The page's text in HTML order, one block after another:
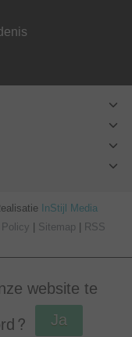
InStijl Media
| Sitemap | RSS
website te
Ja